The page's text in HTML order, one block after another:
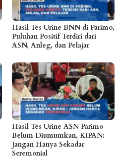
Hasil Tes Urine BNN di Parimo,
Puluhan Positif Terdiri dari
ASN, Anleg, dan Pelajar
Hasil Tes Urine ASN Parimo
Belum Diumumkan, KIPAN:
Jangan Hanya Sekadar
Seremonial